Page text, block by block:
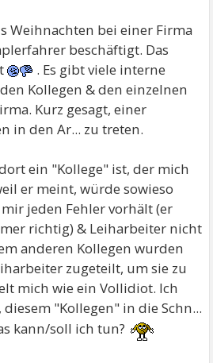
Weihnachten bei einer Firma
beschäftigt. Das
. Es gibt viele interne
Kollegen & den einzelnen
Kurz gesagt, einer
in den Ar... zu treten.
ein "Kollege" ist, der mich
er meint, würde sowieso
jeden Fehler vorhält (er
richtig) & Leiharbeiter nicht
anderen Kollegen wurden
zugeteilt, um sie zu
mich wie ein Vollidiot. Ich
"Kollegen" in die Schn...
kann/soll ich tun?